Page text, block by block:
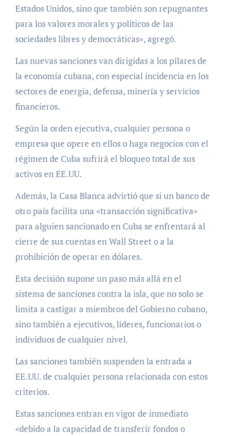
Estados Unidos, sino que también son repugnantes
para los valores morales y políticos de las
sociedades libres y democráticas», agregó.
Las nuevas sanciones van dirigidas a los pilares de
la economía cubana, con especial incidencia en los
sectores de energía, defensa, minería y servicios
financieros.
Según la orden ejecutiva, cualquier persona o
empresa que opere en ellos o haga negocios con el
régimen de Cuba sufrirá el bloqueo total de sus
activos en EE.UU.
Además, la Casa Blanca advirtió que si un banco de
otro país facilita una «transacción significativa»
para alguien sancionado en Cuba se enfrentará al
cierre de sus cuentas en Wall Street o a la
prohibición de operar en dólares.
Esta decisión supone un paso más allá en el
sistema de sanciones contra la isla, que no solo se
limita a castigar a miembros del Gobierno cubano,
sino también a ejecutivos, líderes, funcionarios o
individuos de cualquier nivel.
Las sanciones también suspenden la entrada a
EE.UU. de cualquier persona relacionada con estos
criterios.
Estas sanciones entran en vigor de inmediato
«debido a la capacidad de transferir fondos o